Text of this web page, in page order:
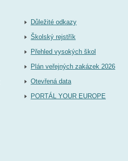
Důležité odkazy
Školský rejstřík
Přehled vysokých škol
Plán veřejných zakázek 2026
Otevřená data
PORTÁL YOUR EUROPE